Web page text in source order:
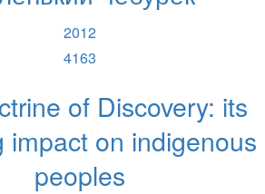
2012
4163
of Discovery: its
impact on indigenous
peoples